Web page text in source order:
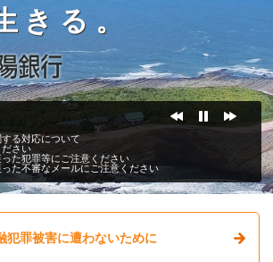
きる。
る対応について
さい
た犯罪等にご注意ください
た不審なメールにご注意ください
犯罪被害に遭わないために